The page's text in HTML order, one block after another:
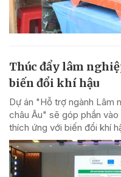
Thúc đẩy lâm
biến đổi khí hậu
Dự án "Hỗ trợ ngành Lâm
châu Âu" sẽ góp phần
thích ứng với biến đổi khí